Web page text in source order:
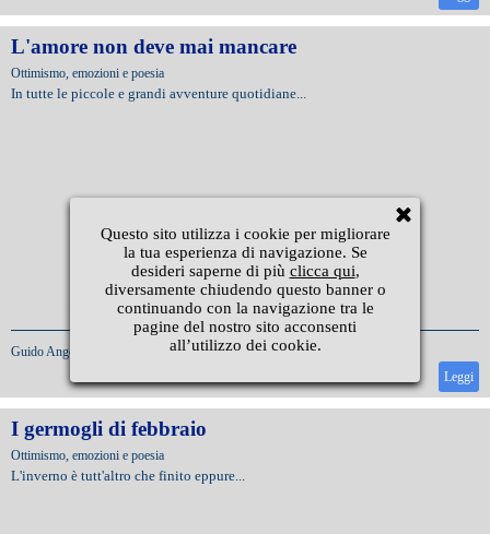
L'amore non deve mai mancare
Ottimismo, emozioni e poesia
In tutte le piccole e grandi avventure quotidiane...
Guido Angeli
Leggi
I germogli di febbraio
Ottimismo, emozioni e poesia
L'inverno è tutt'altro che finito eppure...
Questo sito utilizza i cookie per migliorare
la tua esperienza di navigazione. Se
desideri saperne di più clicca qui,
diversamente chiudendo questo banner o
continuando con la navigazione tra le
pagine del nostro sito acconsenti
all’utilizzo dei cookie.